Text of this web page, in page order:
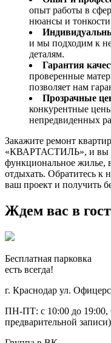
опыт работы в
нюансы и
и мы подходим к
деталям.
Гарантия
проверенные
позволяет нам
Прозрачные
конкурентные
непредвиденных
Закажите ремонт
«КВАРТАСТИЛЬ», и вы
функциональное жилье,
отдыхать. Обратитесь к
ваш проект и получить
Ждем вас в
Бесплатная парковка
есть всегда!
г. Краснодар ул.
ПН-ПТ: с 10:00 до 19:00,
предварительной записи)